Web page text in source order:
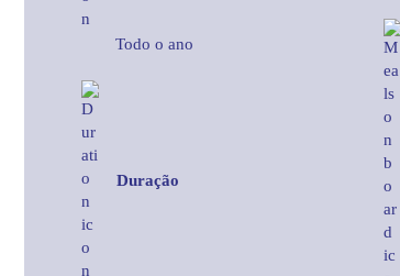
Todo o ano
Duração